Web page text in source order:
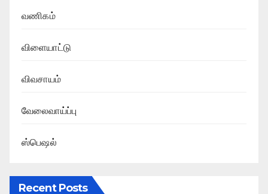
வணிகம்
விளையாட்டு
விவசாயம்
வேலைவாய்ப்பு
ஸ்பெஷல்
Recent Posts